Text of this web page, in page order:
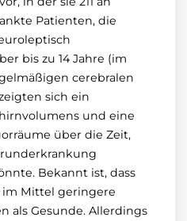
Patienten, die
bis zu 14 Jahre (im
cerebralen
sich ein
und eine
über die Zeit,
Bekannt ist, dass
Mittel geringere
als Gesunde. Allerdings